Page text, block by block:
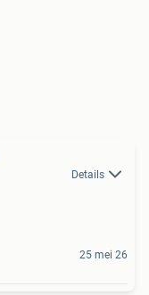
Details
25 mei 26